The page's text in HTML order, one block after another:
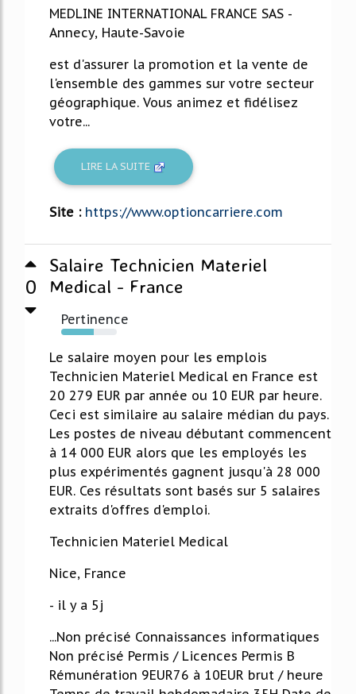
MEDLINE INTERNATIONAL FRANCE SAS -
Annecy, Haute-Savoie
est d'assurer la promotion et la vente de
l'ensemble des gammes sur votre secteur
géographique. Vous animez et fidélisez
votre...
LIRE LA SUITE
Site : https://www.optioncarriere.com
0
Salaire Technicien Materiel
Medical - France
Pertinence
58%
Le salaire moyen pour les emplois
Technicien Materiel Medical en France est
20 279 EUR par année ou 10 EUR par heure.
Ceci est similaire au salaire médian du pays.
Les postes de niveau débutant commencent
à 14 000 EUR alors que les employés les
plus expérimentés gagnent jusqu'à 28 000
EUR. Ces résultats sont basés sur 5 salaires
extraits d'offres d'emploi.
Technicien Materiel Medical
Nice, France
- il y a 5j
...Non précisé Connaissances informatiques
Non précisé Permis / Licences Permis B
Rémunération 9EUR76 à 10EUR brut / heure